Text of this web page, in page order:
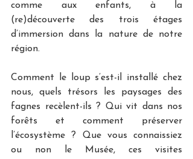
comme aux enfants, à la
(re)découverte des trois étages
d’immersion dans la nature de notre
région.
Comment le loup s’est-il installé chez
nous, quels trésors les paysages des
fagnes recèlent-ils ? Qui vit dans nos
forêts et comment préserver
l’écosystème ? Que vous connaissiez
ou non le Musée, ces visites